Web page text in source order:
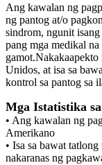
Ang kawalan ng
ng pantog at/o
sindrom, ngunit
pang mga medikal
Unidos, at isa sa
kontrol sa pantog sa
Mga Istatistika
• Ang kawalan ng
Amerikano
• Isa sa bawat
nakaranas ng